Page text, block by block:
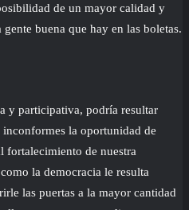
de un mayor calidad y
buena que hay en las boletas.
y participativa, podría resultar
la oportunidad de
fortalecimiento de nuestra
la democracia le resulta
las puertas a la mayor cantidad